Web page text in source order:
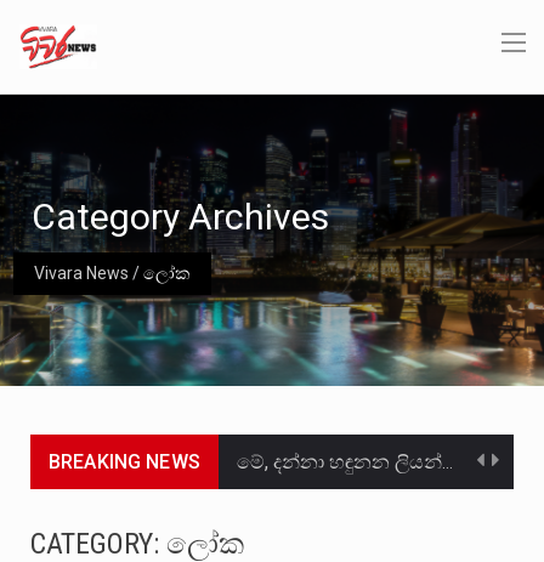
Vivara News /ලෝක
Category Archives
BREAKING NEWS මේ, දන්නා හඳුනන ලියන්නකුගේ නන්නාඳුනන අඩවියක සැරිසරා ලද ආස්වාදනීය මොහොතක සිංහාවලෝකනයකි .කෙටි කවියක දිගු බර…
CATEGORY: ලෝක